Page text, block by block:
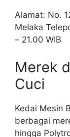
Alamat: No.
Melaka
– 21.00 WIB
Merek
Cuci
Kedai Mesin
berbagai
hingga